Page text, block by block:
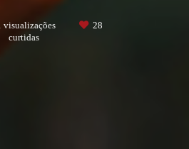
visualizações
28
curtidas